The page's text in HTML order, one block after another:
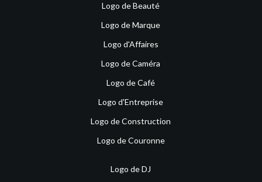
Logo de Beauté
Logo de Marque
Logo d'Affaires
Logo de Caméra
Logo de Café
Logo d'Entreprise
Logo de Construction
Logo de Couronne
Logo de DJ